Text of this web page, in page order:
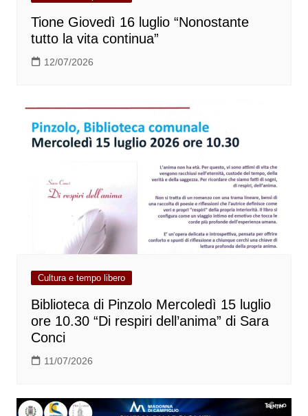
Tione Giovedì 16 luglio “Nonostante
tutto la vita continua”
12/07/2026
Cultura e tempo libero
Biblioteca di Pinzolo Mercoledì 15 luglio
ore 10.30 “Di respiri dell’anima” di Sara
Conci
11/07/2026